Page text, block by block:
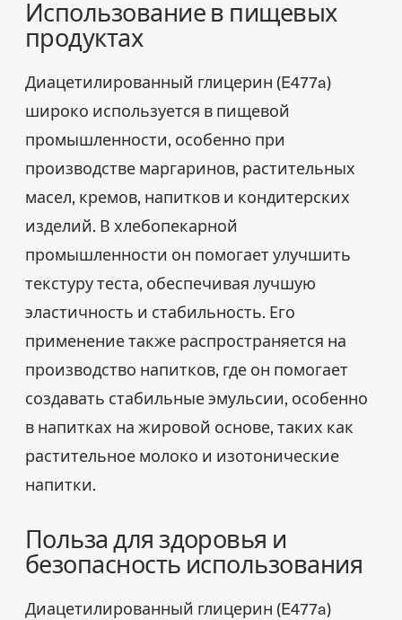
Использование в пищевых
продуктах
Диацетилированный глицерин (E477a)
широко используется в пищевой
промышленности, особенно при
производстве маргаринов, растительных
масел, кремов, напитков и кондитерских
изделий. В хлебопекарной
промышленности он помогает улучшить
текстуру теста, обеспечивая лучшую
эластичность и стабильность. Его
применение также распространяется на
производство напитков, где он помогает
создавать стабильные эмульсии, особенно
в напитках на жировой основе, таких как
растительное молоко и изотонические
напитки.
Польза для здоровья и
безопасность использования
Диацетилированный глицерин (E477a)